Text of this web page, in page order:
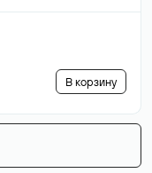
В корзину